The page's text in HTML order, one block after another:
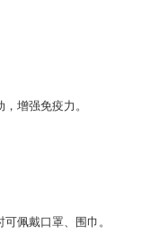
增强免疫力。
佩戴口罩、围巾。